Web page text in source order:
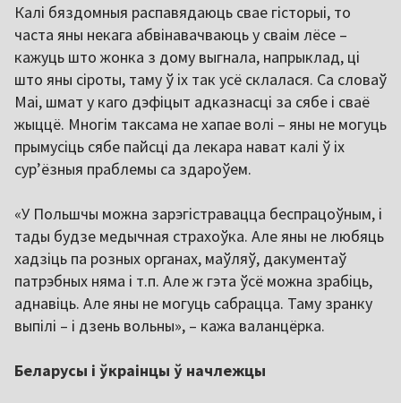
Калі бяздомныя распавядаюць свае гісторыі, то
часта яны некага абвінавачваюць у сваім лёсе –
кажуць што жонка з дому выгнала, напрыклад, ці
што яны сіроты, таму ў іх так усё склалася. Са словаў
Маі, шмат у каго дэфіцыт адказнасці за сябе і сваё
жыццё. Многім таксама не хапае волі – яны не могуць
прымусіць сябе пайсці да лекара нават калі ў іх
сур’ёзныя праблемы са здароўем.
«У Польшчы можна зарэгістравацца беспрацоўным, і
тады будзе медычная страхоўка. Але яны не любяць
хадзіць па розных органах, маўляў, дакументаў
патрэбных няма і т.п. Але ж гэта ўсё можна зрабіць,
аднавіць. Але яны не могуць сабрацца. Таму зранку
выпілі – і дзень вольны», – кажа валанцёрка.
Беларусы і ўкраінцы ў начлежцы